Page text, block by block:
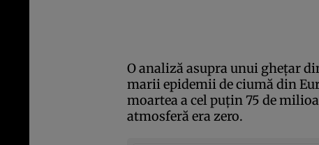
O analiză asupra unui gheţar
marii epidemii de ciumă din
moartea a cel puţin 75 de
atmosferă era zero.